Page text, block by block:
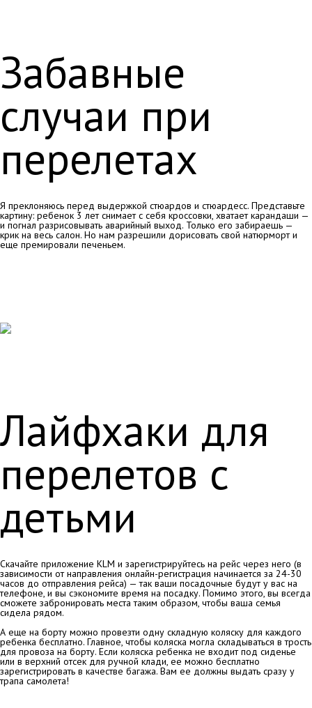
Забавные
случаи при
перелетах
Я преклоняюсь перед выдержкой стюардов и стюардесс. Представьте
картину: ребенок 3 лет снимает с себя кроссовки, хватает карандаши —
и погнал разрисовывать аварийный выход. Только его забираешь —
крик на весь салон. Но нам разрешили дорисовать свой натюрморт и
еще премировали печеньем.
Лайфхаки для
перелетов с
детьми
Скачайте приложение KLM и зарегистрируйтесь на рейс через него (в
зависимости от направления онлайн-регистрация начинается за 24-30
часов до отправления рейса) — так ваши посадочные будут у вас на
телефоне, и вы сэкономите время на посадку. Помимо этого, вы всегда
сможете забронировать места таким образом, чтобы ваша семья
сидела рядом.
А еще на борту можно провезти одну складную коляску для каждого
ребенка бесплатно. Главное, чтобы коляска могла складываться в трость
для провоза на борту. Если коляска ребенка не входит под сиденье
или в верхний отсек для ручной клади, ее можно бесплатно
зарегистрировать в качестве багажа. Вам ее должны выдать сразу у
трапа самолета!